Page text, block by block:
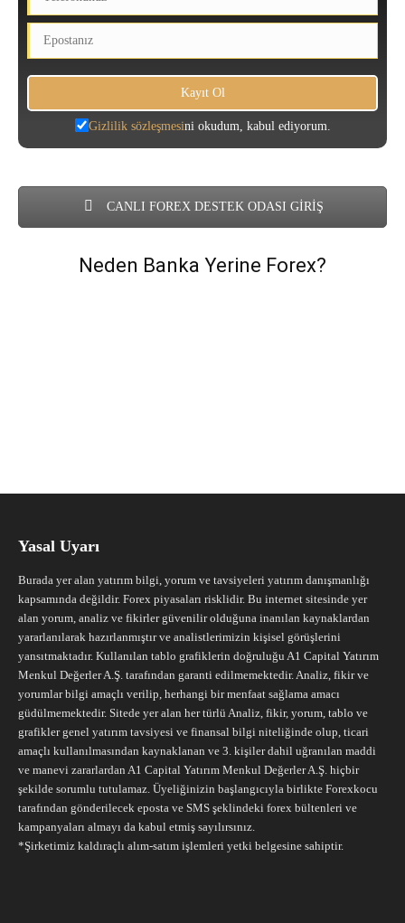
Gizlilik sözleşmesini okudum, kabul ediyorum.
CANLI FOREX DESTEK ODASI GİRİŞ
Neden Banka Yerine Forex?
Yasal Uyarı
Burada yer alan yatırım bilgi, yorum ve tavsiyeleri yatırım danışmanlığı
kapsamında değildir. Forex piyasaları risklidir. Bu internet sitesinde yer
alan yorum, analiz ve fikirler güvenilir olduğuna inanılan kaynaklardan
yararlanılarak hazırlanmıştır ve analistlerimizin kişisel görüşlerini
yansıtmaktadır. Kullanılan tablo grafiklerin doğruluğu A1 Capital Yatırım
Menkul Değerler A.Ş. tarafından garanti edilmemektedir. Analiz, fikir ve
yorumlar bilgi amaçlı verilip, herhangi bir menfaat sağlama amacı
güdülmemektedir. Sitede yer alan her türlü Analiz, fikir, yorum, tablo ve
grafikler genel yatırım tavsiyesi ve finansal bilgi niteliğinde olup, ticari
amaçlı kullanılmasından kaynaklanan ve 3. kişiler dahil uğranılan maddi
ve manevi zararlardan A1 Capital Yatırım Menkul Değerler A.Ş. hiçbir
şekilde sorumlu tutulamaz. Üyeliğinizin başlangıcıyla birlikte Forexkocu
tarafından gönderilecek eposta ve SMS şeklindeki forex bültenleri ve
kampanyaları almayı da kabul etmiş sayılırsınız.
*Şirketimiz kaldıraçlı alım-satım işlemleri yetki belgesine sahiptir.